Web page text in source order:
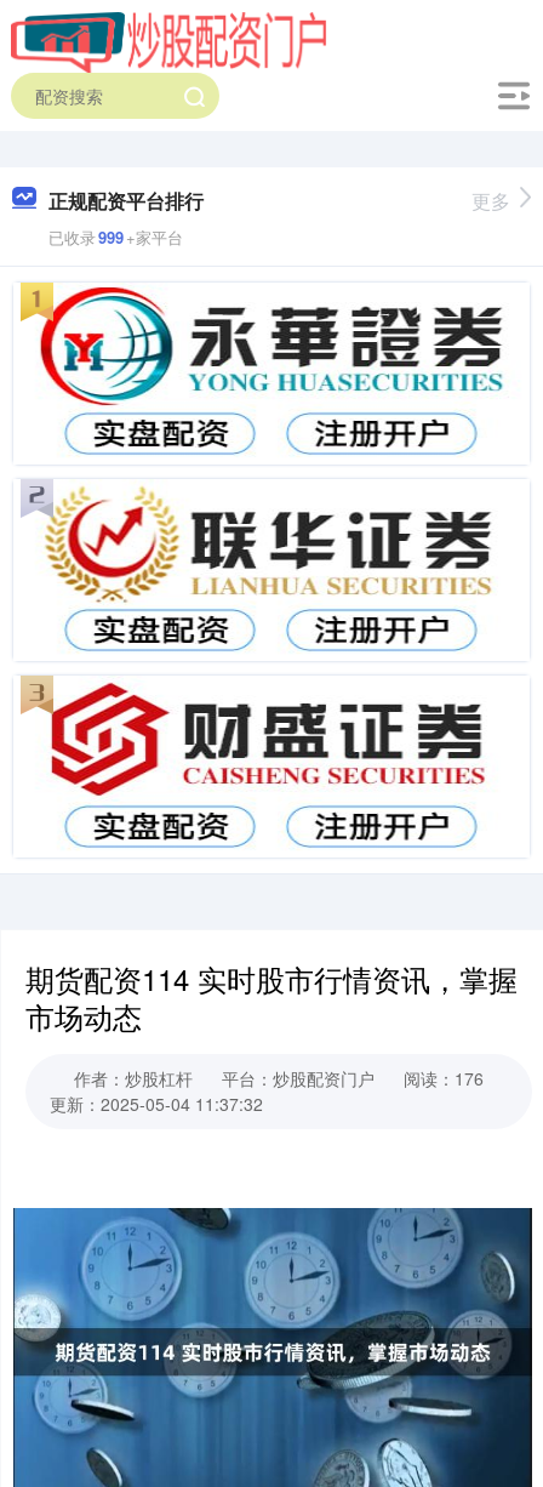
正规配资平台排行
已收录999+家平台
更多
期货配资114 实时股市行情资讯，掌握
市场动态
作者：炒股杠杆 平台：炒股配资门户
阅读：176
更新：2025-05-04 11:37:32